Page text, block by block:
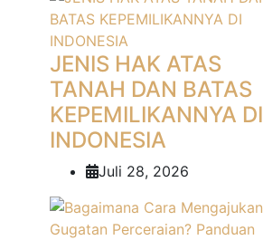
JENIS HAK ATAS
TANAH DAN BATAS
KEPEMILIKANNYA DI
INDONESIA
Juli 28, 2026